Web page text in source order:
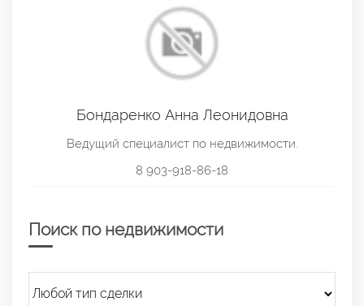
Бондаренко Анна Леонидовна
Ведущий специалист по недвижимости.
8 903-918-86-18
Поиск по недвижимости